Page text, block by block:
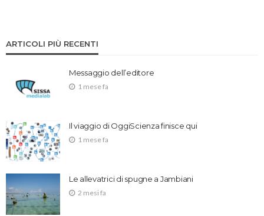
ARTICOLI PIÙ RECENTI
Messaggio dell’editore
1 mese fa
Il viaggio di OggiScienza finisce qui
1 mese fa
Le allevatrici di spugne a Jambiani
2 mesi fa